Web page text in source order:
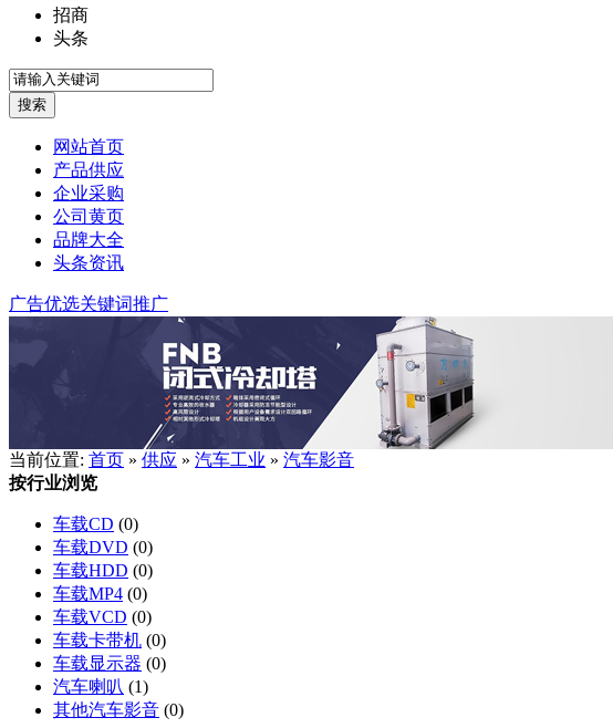
招商
头条
网站首页
产品供应
企业采购
公司黄页
品牌大全
头条资讯
广告优选关键词推广
当前位置: 首页 » 供应 » 汽车工业 » 汽车影音
按行业浏览
车载CD (0)
车载DVD (0)
车载HDD (0)
车载MP4 (0)
车载VCD (0)
车载卡带机 (0)
车载显示器 (0)
汽车喇叭 (1)
其他汽车影音 (0)